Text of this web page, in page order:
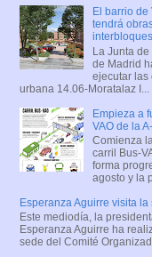
El barrio
tendrá
interbloques
La Junta
de Madrid
ejecutar las
urbana 14.06-Moratalaz I...
Empieza a
VAO de la
Comienza
carril Bus-
forma
agosto y la
Esperanza Aguirre visita
Este mediodía, la
Esperanza Aguirre ha
sede del Comité